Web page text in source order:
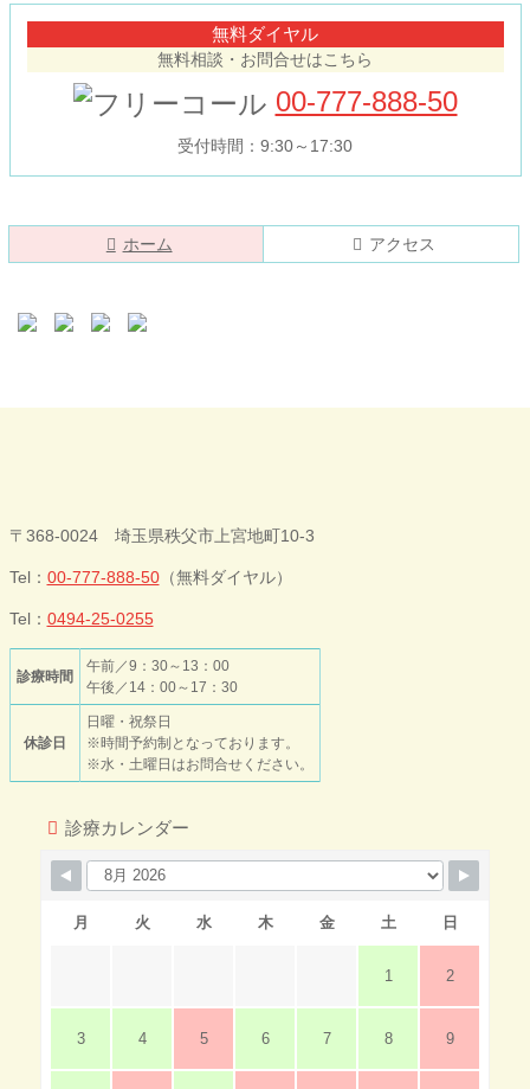
る
無料ダイヤル
無料相談・お問合せはこちら
00-777-888-50
受付時間：9:30～17:30
ホーム アクセス
今井歯科クリニ
ック
〒368-0024 埼玉県秩父市上宮地町10-3
Tel： 00-777-888-50（無料ダイヤル）
Tel： 0494-25-0255
診療時間
午前／9：30～13：00
午後／14：00～17：30
休診日
日曜・祝祭日
※時間予約制となっております。
※水・土曜日はお問合せください。
診療カレンダー
月 火 水 木 金 土 日
1 2
3 4 5 6 7 8 9